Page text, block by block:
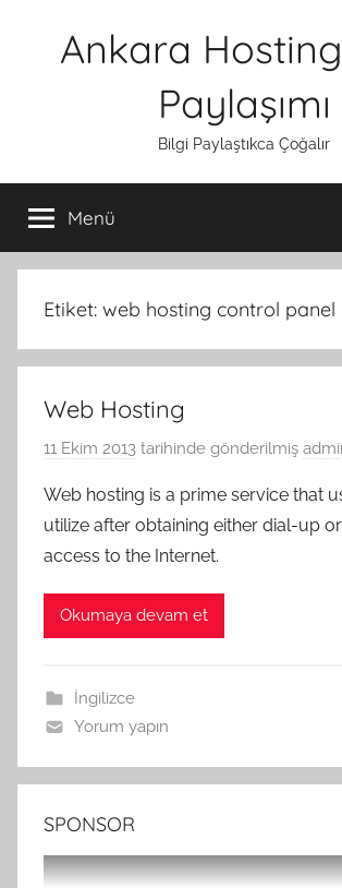
Ankara
Paylaşımı
Bilgi Paylaştıkca Çoğalır
Menü
Etiket: web hosting control panel
Web Hosting
11 Ekim 2013 tarihinde gönderilmiş
Web hosting is a prime service that
utilize after obtaining either dial-up
access to the Internet.
Okumaya devam et
İngilizce
Yorum yapın
SPONSOR